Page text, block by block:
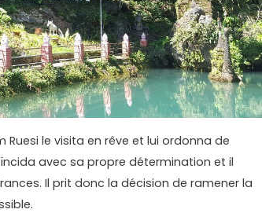
Ruesi le visita en rêve et lui ordonna de
avec sa propre détermination et il
Il prit donc la décision de ramener la